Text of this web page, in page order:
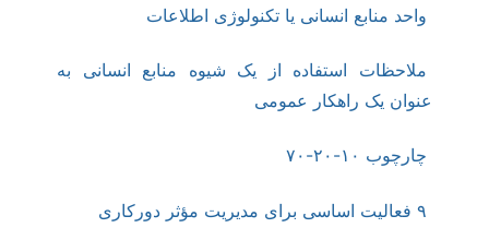
واحد منابع ‎انسانی یا تکنولوژی ‎اطلاعات
ملاحظات استفاده از یک شیوه منابع انسانی به
عنوان یک راهکار عمومی
چارچوب ۱۰-۲۰-۷۰
۹ فعالیت اساسی برای مدیریت مؤثر دورکاری